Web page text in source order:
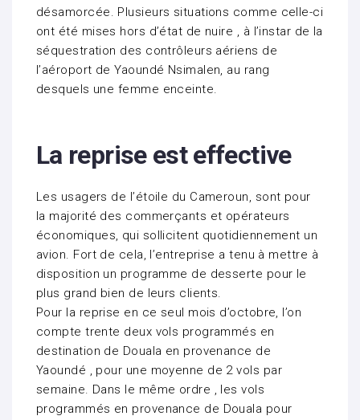
désamorcée. Plusieurs situations comme celle-ci
ont été mises hors d’état de nuire , à l’instar de la
séquestration des contrôleurs aériens de
l’aéroport de Yaoundé Nsimalen, au rang
desquels une femme enceinte.
La reprise est effective
Les usagers de l’étoile du Cameroun, sont pour
la majorité des commerçants et opérateurs
économiques, qui sollicitent quotidiennement un
avion. Fort de cela, l’entreprise a tenu à mettre à
disposition un programme de desserte pour le
plus grand bien de leurs clients.
Pour la reprise en ce seul mois d’octobre, l’on
compte trente deux vols programmés en
destination de Douala en provenance de
Yaoundé , pour une moyenne de 2 vols par
semaine. Dans le même ordre , les vols
programmés en provenance de Douala pour